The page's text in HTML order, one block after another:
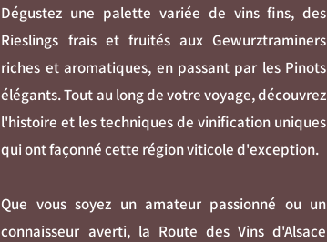
Dégustez une palette variée de vins fins, des
Rieslings frais et fruités aux Gewurztraminers
riches et aromatiques, en passant par les Pinots
élégants. Tout au long de votre voyage, découvrez
l'histoire et les techniques de vinification uniques
qui ont façonné cette région viticole d'exception.
Que vous soyez un amateur passionné ou un
connaisseur averti, la Route des Vins d'Alsace